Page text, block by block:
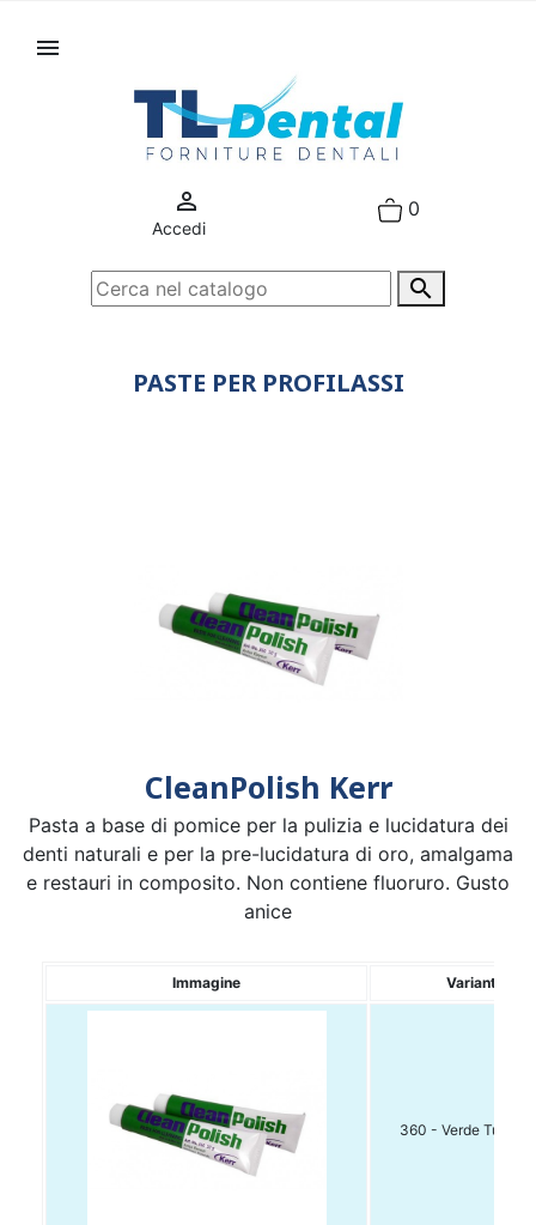



Accedi
0
PASTE PER PROFILASSI
CleanPolish Kerr
Pasta a base di pomice per la pulizia e lucidatura dei
denti naturali e per la pre-lucidatura di oro, amalgama
e restauri in composito. Non contiene fluoruro. Gusto
anice
Immagine Variante
360 - Verde Tubo